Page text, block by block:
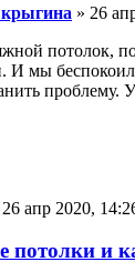
» 26
потолок,
И мы
проблему.
26 апр 2020,
потолки и